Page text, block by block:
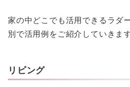
家の中どこでも活用できるラダ
別で活用例をご紹介していきます
リビング